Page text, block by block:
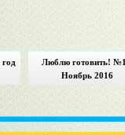
Люблю готовить!
Ноябрь 2016